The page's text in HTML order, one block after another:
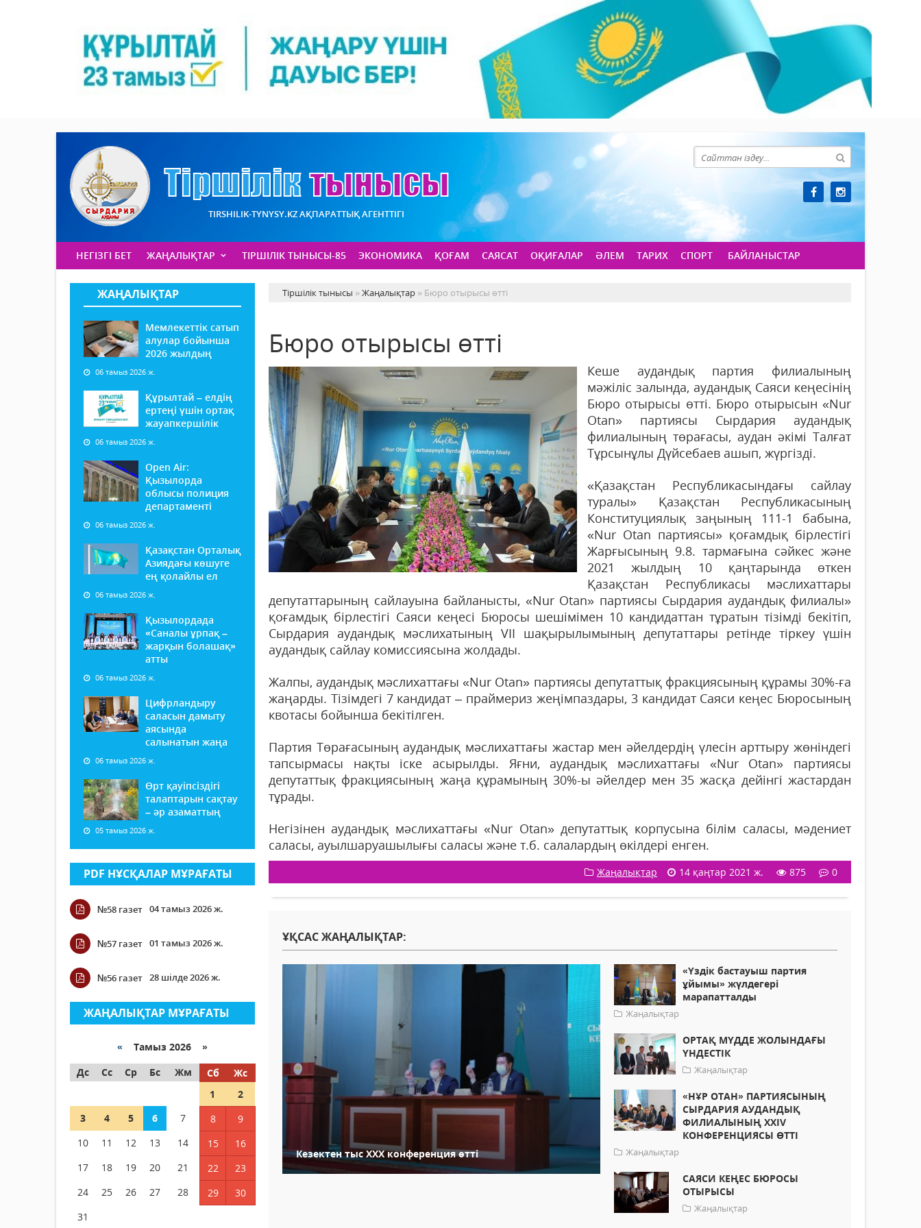
TIRSHILIK-TYNYSY.KZ АҚПАРАТТЫҚ АГЕНТТІГІ
НЕГІЗГІ БЕТ ЖАҢАЛЫҚТАР ТІРШІЛІК ТЫНЫСЫ-85 ЭКОНОМИКА ҚОҒАМ САЯСАТ ОҚИҒАЛАР ӘЛЕМ ТАРИХ СПОРТ БАЙЛАНЫСТАР
ЖАҢАЛЫҚТАР
Мемлекеттік сатып
алулар бойынша
2026 жылдың
06 тамыз 2026 ж.
Құрылтай – елдің
ертеңі үшін ортақ
жауапкершілік
06 тамыз 2026 ж.
Open Air:
Қызылорда
облысы полиция
департаменті
06 тамыз 2026 ж.
Қазақстан Орталық
Азиядағы көшуге
ең қолайлы ел
06 тамыз 2026 ж.
Қызылордада
«Саналы ұрпақ –
жарқын болашақ»
атты
06 тамыз 2026 ж.
Цифрландыру
саласын дамыту
аясында
салынатын жаңа
06 тамыз 2026 ж.
Өрт қауіпсіздігі
талаптарын сақтау
– әр азаматтың
05 тамыз 2026 ж.
PDF НҰСҚАЛАР МҰРАҒАТЫ
№58 газет 04 тамыз 2026 ж.
№57 газет 01 тамыз 2026 ж.
№56 газет 28 шілде 2026 ж.
ЖАҢАЛЫҚТАР МҰРАҒАТЫ
« Тамыз 2026 »
Дс
Сс Ср Бс Жм Сб
Жс
1
2
3
4 5 6 7 8
9
10
11 12 13 14 15
16
17
18 19 20 21 22
23
24
25 26 27 28 29
30
31
Тіршілік тынысы »Жаңалықтар » Бюро отырысы өтті
Бюро отырысы өтті
Кеше аудандық партия филиалының
мәжіліс залында, аудандық Саяси кеңесінің
Бюро отырысы өтті. Бюро отырысын «Nur
Otan» партиясы Сырдария аудандық
филиалының төрағасы, аудан әкімі Талғат
Тұрсынұлы Дүйсебаев ашып, жүргізді.
«Қазақстан Республикасындағы сайлау
туралы» Қазақстан Республикасының
Конституциялық заңының 111-1 бабына,
«Nur Otan партиясы» қоғамдық бірлестігі
Жарғысының 9.8. тармағына сәйкес және
2021 жылдың 10 қаңтарында өткен
Қазақстан Республикасы мәслихаттары
депутаттарының сайлауына байланысты, «Nur Otan» партиясы Сырдария аудандық филиалы»
қоғамдық бірлестігі Саяси кеңесі Бюросы шешімімен 10 кандидаттан тұратын тізімді бекітіп,
Сырдария аудандық мәслихатының VII шақырылымының депутаттары ретінде тіркеу үшін
аудандық сайлау комиссиясына жолдады.
Жалпы, аудандық мәслихаттағы «Nur Otan» партиясы депутаттық фракциясының құрамы 30%-ға
жаңарды. Тізімдегі 7 кандидат – праймериз жеңімпаздары, 3 кандидат Саяси кеңес Бюросының
квотасы бойынша бекітілген.
Партия Төрағасының аудандық мәслихаттағы жастар мен әйелдердің үлесін арттыру жөніндегі
тапсырмасы нақты іске асырылды. Яғни, аудандық мәслихаттағы «Nur Otan» партиясы
депутаттық фракциясының жаңа құрамының 30%-ы әйелдер мен 35 жасқа дейінгі жастардан
тұрады.
Негізінен аудандық мәслихаттағы «Nur Otan» депутаттық корпусына білім саласы, мәдениет
саласы, ауылшаруашылығы саласы және т.б. салалардың өкілдері енген.
Жаңалықтар 14 қаңтар 2021 ж. 875 0
ҰҚСАС ЖАҢАЛЫҚТАР:
Кезектен тыс ХХХ конференция өтті
«Үздік бастауыш партия
ұйымы» жүлдегері
марапатталды
Жаңалықтар
ОРТАҚ МҮДДЕ ЖОЛЫНДАҒЫ
ҮНДЕСТІК
Жаңалықтар
«НҰР ОТАН» ПАРТИЯСЫНЫҢ
СЫРДАРИЯ АУДАНДЫҚ
ФИЛИАЛЫНЫҢ XХІV
КОНФЕРЕНЦИЯСЫ ӨТТІ
Жаңалықтар
САЯСИ КЕҢЕС БЮРОСЫ
ОТЫРЫСЫ
Жаңалықтар